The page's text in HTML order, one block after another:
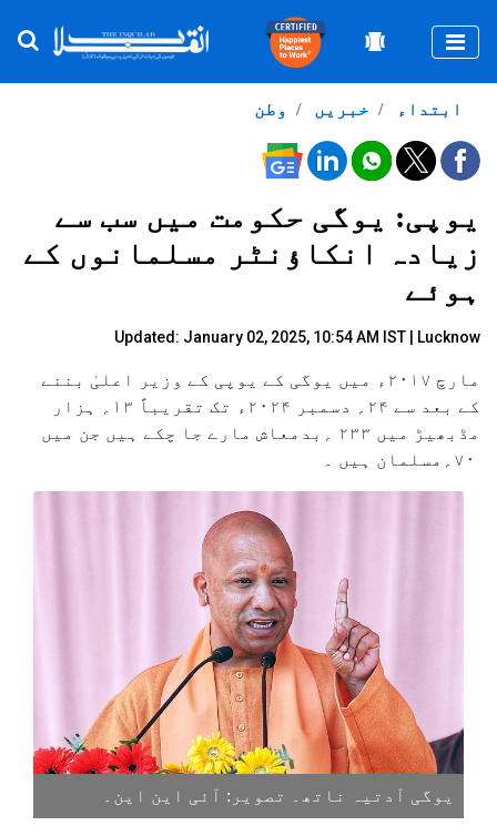
وطن خبریں ابتداء
یوپی: یوگی حکومت میں سب سے
زیادہ انکاؤنٹر مسلمانوں کے
ہوئے
Updated: January 02, 2025, 10:54 AM IST | Lucknow
مارچ ۲۰۱۷ء میں یوگی کے یوپی کے وزیر اعلیٰ بننے
کے بعد سے ۲۴؍ دسمبر ۲۰۲۴ء تک تقریباً ۱۳؍ ہزار
مڈبھیڑ میں ۲۳۳ ؍بدمعاش مارے جا چکے ہیں جن میں
یوگی آدتیہ ناتھ۔ تصویر: آئی این این۔